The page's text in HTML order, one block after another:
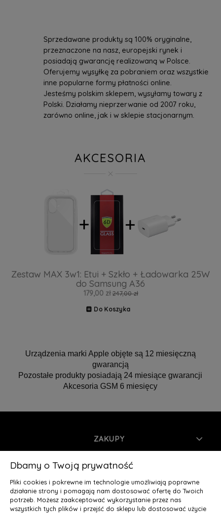
Sprzedawane produkty są 100% oryginalne,
przeznaczone na nasz, europejski rynek i
posiadają gwarancję realizowaną w Polsce.
Oferujemy wysyłkę za pobraniem oraz wszystkie
inne popularne formy płatności online.
Jesteśmy polskim sklepem, wysyłamy towary z
Polski. Działamy nieprzerwanie od 2007 roku,
zarówno online, jak i w sklepie stacjonarnym.
AKCESORIA
Zestaw MAX 3w1: Etui + Szkło + Ładowarka 25W
do Samsung A36
179,00 zł 247,00 zł
Do Koszyka
Urządzenia marki Apple objęte są 12 miesięczną
gwarancją
Pozostałe produkty posiadają 24 miesiące gwarancji
Akcesoria GSM 6 miesięcy
ZAKUPY
INFORMACJE
MOJE KONTO
Dbamy o Twoją prywatność
Pliki cookies i pokrewne im technologie umożliwiają poprawne
działanie strony i pomagają nam dostosować ofertę do Twoich
potrzeb. Możesz zaakceptować wykorzystanie przez nas
wszystkich tych plików i przejść do sklepu lub dostosować użycie